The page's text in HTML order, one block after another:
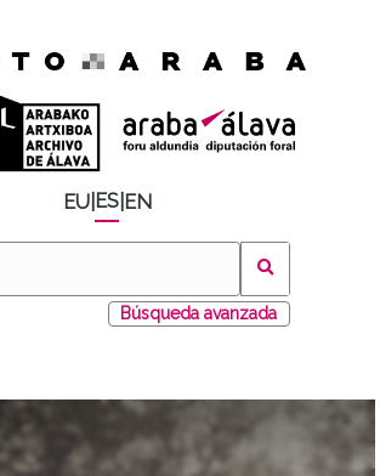
EU ES EN
Búsqueda avanzada